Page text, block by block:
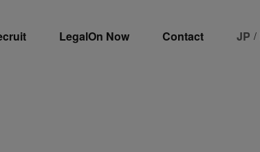
LegalOn Now Contact JP /